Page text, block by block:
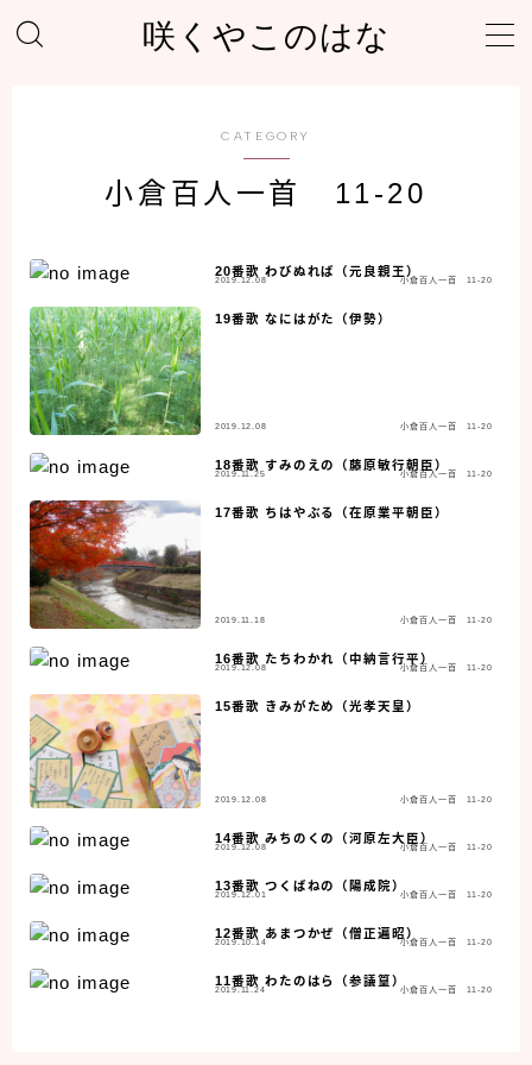
咲くやこのはな
自己紹介＆プロフィール
CATEGORY
小倉百人一首 11-20
20番歌 わびぬれば（元良親王）
2019.12.08 小倉百人一首 11-20
19番歌 なにはがた（伊勢）
2019.12.08 小倉百人一首 11-20
18番歌 すみのえの（藤原敏行朝臣）
2019.11.25 小倉百人一首 11-20
17番歌 ちはやぶる（在原業平朝臣）
2019.11.18 小倉百人一首 11-20
16番歌 たちわかれ（中納言行平）
2019.12.08 小倉百人一首 11-20
15番歌 きみがため（光孝天皇）
2019.12.08 小倉百人一首 11-20
14番歌 みちのくの（河原左大臣）
2019.12.08 小倉百人一首 11-20
13番歌 つくばねの（陽成院）
2019.12.01 小倉百人一首 11-20
12番歌 あまつかぜ（僧正遍昭）
2019.10.14 小倉百人一首 11-20
11番歌 わたのはら（参議篁）
2019.11.24 小倉百人一首 11-20